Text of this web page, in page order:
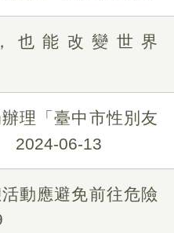
也能改變世界
理「臺中市性別友
2024-06-13
動應避免前往危險